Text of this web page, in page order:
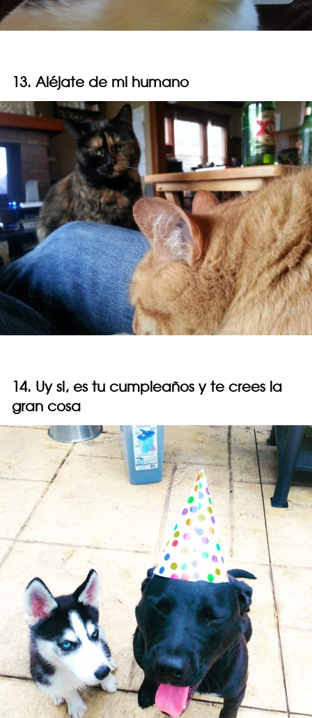
13. Aléjate de mi humano
14. Uy si, es tu cumpleaños y te crees la
gran cosa